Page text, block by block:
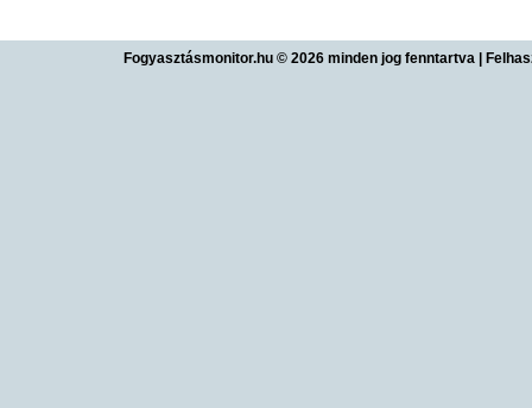
Fogyasztásmonitor.hu © 2026 minden jog fenntartva